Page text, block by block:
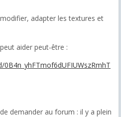
adapter les textures et
aider peut-être :
demander au forum : il y a plein